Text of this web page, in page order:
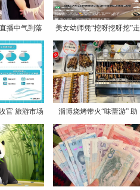
播中气到落
美女幼师凭“挖呀挖呀挖”走
官 旅游市场 淄博烧烤带火“味蕾游” 助